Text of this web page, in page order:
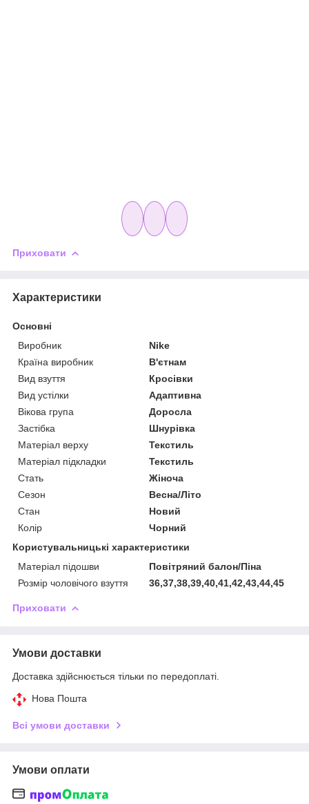
Приховати
Характеристики
Основні
Виробник
Nike
Країна виробник
В'єтнам
Вид взуття
Кросівки
Вид устілки
Адаптивна
Вікова група
Доросла
Застібка
Шнурівка
Матеріал верху
Текстиль
Матеріал підкладки
Текстиль
Стать
Жіноча
Сезон
Весна/Літо
Стан
Новий
Колір
Чорний
Користувальницькі характеристики
Матеріал підошви
Повітряний балон/Піна
Розмір чоловічого взуття
36,37,38,39,40,41,42,43,44,45
Приховати
Умови доставки
Доставка здійснюється тільки по передоплаті.
Нова Пошта
Всі умови доставки
Умови оплати